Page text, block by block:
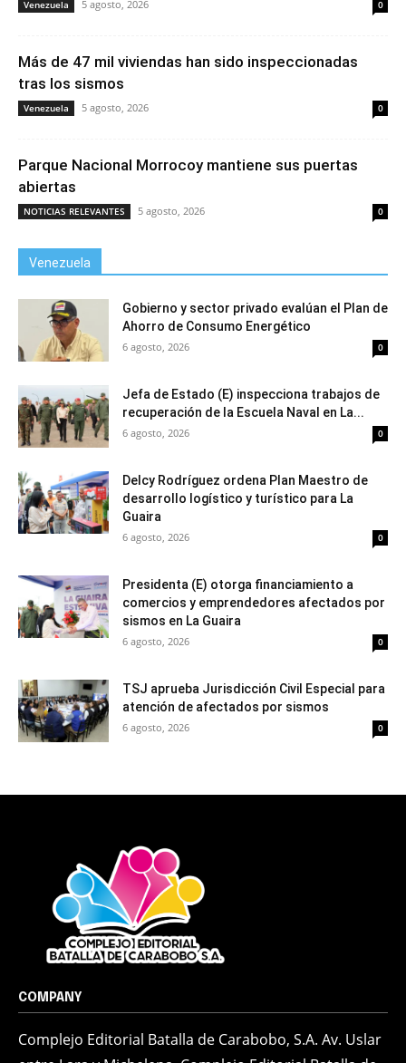
Venezuela 5 agosto, 2026 0
Más de 47 mil viviendas han sido inspeccionadas
tras los sismos
Venezuela 5 agosto, 2026 0
Parque Nacional Morrocoy mantiene sus puertas
abiertas
NOTICIAS RELEVANTES 5 agosto, 2026 0
Venezuela
Gobierno y sector privado evalúan el Plan de
Ahorro de Consumo Energético
6 agosto, 2026 0
Jefa de Estado (E) inspecciona trabajos de
recuperación de la Escuela Naval en La...
6 agosto, 2026 0
Delcy Rodríguez ordena Plan Maestro de
desarrollo logístico y turístico para La
Guaira
6 agosto, 2026 0
Presidenta (E) otorga financiamiento a
comercios y emprendedores afectados por
sismos en La Guaira
6 agosto, 2026 0
TSJ aprueba Jurisdicción Civil Especial para
atención de afectados por sismos
6 agosto, 2026 0
COMPANY
Complejo Editorial Batalla de Carabobo, S.A. Av. Uslar